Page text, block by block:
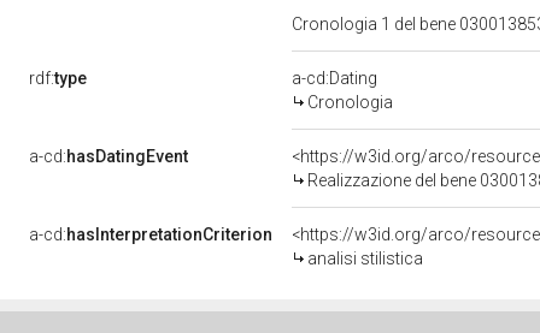
Cronologia 1 del bene
rdf:type
a-cd:Dating
Cronologia
a-cd:hasDatingEvent
<https://w3id.org/arco/
Realizzazione del bene
a-cd:hasInterpretationCriterion
<https://w3id.org/arco/
analisi stilistica